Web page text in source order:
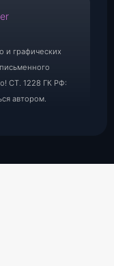
и графических
СТ. 1228 ГК РФ:
автором.